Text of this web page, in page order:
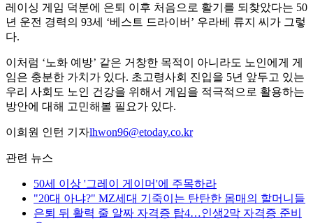
레이싱 게임 덕분에 은퇴 이후 처음으로 활기를 되찾았다는 50
년 운전 경력의 93세 ‘베스트 드라이버’ 우라베 류지 씨가 그렇
다.
이처럼 ‘노화 예방’ 같은 거창한 목적이 아니라도 노인에게 게
임은 충분한 가치가 있다. 초고령사회 진입을 5년 앞두고 있는
우리 사회도 노인 건강을 위해서 게임을 적극적으로 활용하는
방안에 대해 고민해볼 필요가 있다.
이희원 인턴 기자lhwon96@etoday.co.kr
관련 뉴스
50세 이상 '그레이 게이머'에 주목하라
"20대 아냐?" MZ세대 기죽이는 탄탄한 몸매의 할머니들
은퇴 뒤 활력 줄 알짜 자격증 탑4…인생2막 자격증 준비